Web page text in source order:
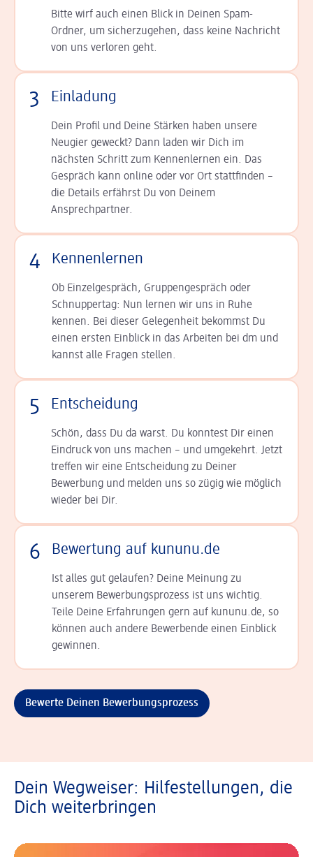
Bitte wirf auch einen Blick in Deinen Spam-
Ordner, um sicherzugehen, dass keine Nachricht
von uns verloren geht.
3 Einladung
Dein Profil und Deine Stär­ken haben unsere
Neugier geweckt? Dann laden wir Dich im
nächsten Schritt zum Kennen­lernen ein. Das
Gespräch kann online oder vor Ort statt­finden –
die Details er­fährst Du von Deinem
Ansprechpartner.
4 Kennenlernen
Ob Einzelgespräch, Grup­pen­gespräch oder
Schnup­per­tag: Nun lernen wir uns in Ruhe
kennen. Bei dieser Gelegenheit bekommst Du
einen ersten Einblick in das Arbeiten bei dm und
kannst alle Fragen stellen.
5 Entscheidung
Schön, dass Du da warst. Du konntest Dir einen
Ein­druck von uns machen – und umgekehrt. Jetzt
tref­fen wir eine Entscheidung zu Deiner
Bewerbung und melden uns so zügig wie möglich
wieder bei Dir.
6 Bewertung auf kununu.de
Ist alles gut gelaufen? Deine Meinung zu
unserem Bewerbungsprozess ist uns wichtig.
Teile Deine Erfahrungen gern auf kununu.de, so
können auch andere Bewerbende einen Einblick
gewinnen.
Bewerte Deinen Bewerbungsprozess
Dein Wegweiser: Hilfestellungen, die
Dich weiterbringen